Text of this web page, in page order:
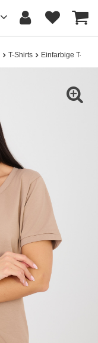
T-Shirts Einfarbige T-